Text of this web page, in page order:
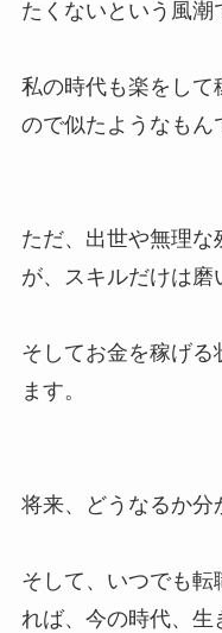
たくないという風潮
私の時代も楽をして
ので似たようなもん
ただ、出世や無理
が、スキルだけは磨
そしてお金を稼げ
ます。
将来、どうなるか分
そして、いつでも
れば、今の時代、生